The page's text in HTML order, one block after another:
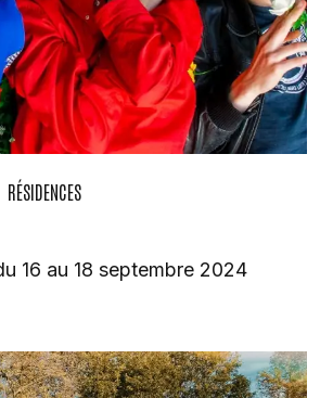
RÉSIDENCES
16 au 18 septembre 2024